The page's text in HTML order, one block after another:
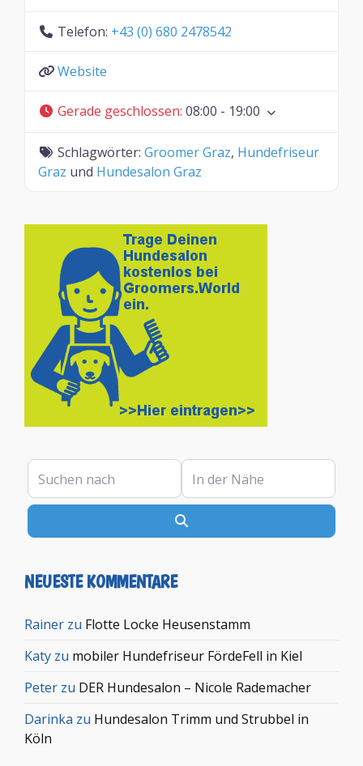
Telefon: +43 (0) 680 2478542
Website
Gerade geschlossen: 08:00 - 19:00
Schlagwörter: Groomer Graz, Hundefriseur
Graz und Hundesalon Graz
Suchen nach In der Nähe
NEUESTE KOMMENTARE
Rainer zu Flotte Locke Heusenstamm
Katy zu mobiler Hundefriseur FördeFell in Kiel
Peter zu DER Hundesalon – Nicole Rademacher
Darinka zu Hundesalon Trimm und Strubbel in
Köln